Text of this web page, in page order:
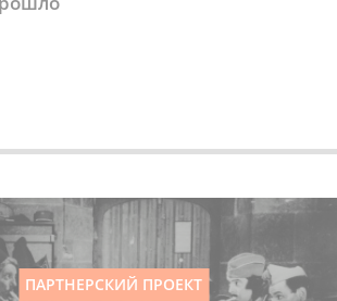
ПАРТНЕРСКИЙ ПРОЕКТ